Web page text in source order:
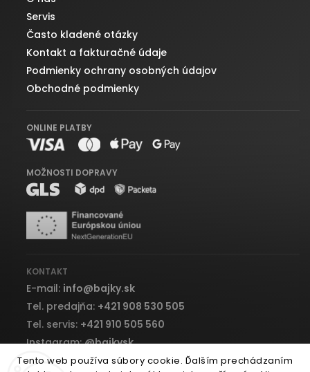
Tento web používa súbory cookie. Ďalším prechádzaním
Servis
Často kladené otázky
Kontakt a fakturačné údaje
Podmienky ochrany osobných údajov
Obchodné podmienky
ONLINE PLATBY
MOŽNOSTI DOPRAVY
KONTAKT
E-mail: info@bajky.sk
Tel. predajňa: +421 908 530 505
Tel. servis: +421 910 505 560
Instagram:@bajkysk
Facebook:bajky.sk